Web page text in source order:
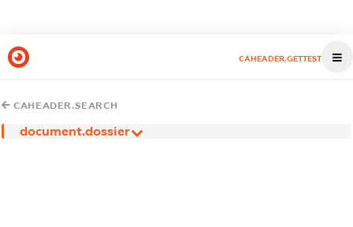
CAHEADER.GETTEST
CAHEADER.SEARCH
document.dossier